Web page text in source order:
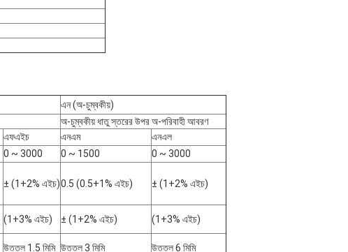
এন (অ-চুম্বকীয়)
অ-চুম্বকীয় ধাতু স্তরের উপর অ-পরিবাহী আবরণ
এফএইচ এনএম
এনএল
0 ~ 3000 0 ~ 1500 0 ~ 3000
± (1+2% এইচ)0.5 (0.5+1% এইচ) ± (1+2% এইচ)
(1+3% এইচ) ± (1+2% এইচ) (1+3% এইচ)
উত্তল 1.5 মিমি উত্তল 3 মিমি উত্তল 6 মিমি